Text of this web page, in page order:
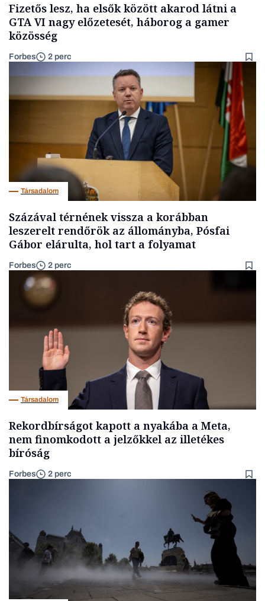
Fizetős lesz, ha elsők között akarod látni a
GTA VI nagy előzetesét, háborog a gamer
közösség
Forbes 2 perc
Társadalom
Százával térnének vissza a korábban
leszerelt rendőrök az állományba, Pósfai
Gábor elárulta, hol tart a folyamat
Forbes 2 perc
Társadalom
Rekordbírságot kapott a nyakába a Meta,
nem finomkodott a jelzőkkel az illetékes
bíróság
Forbes 2 perc